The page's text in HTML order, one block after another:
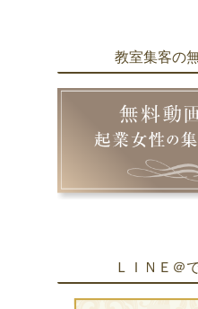
教室集客の
ＬＩＮＥ＠